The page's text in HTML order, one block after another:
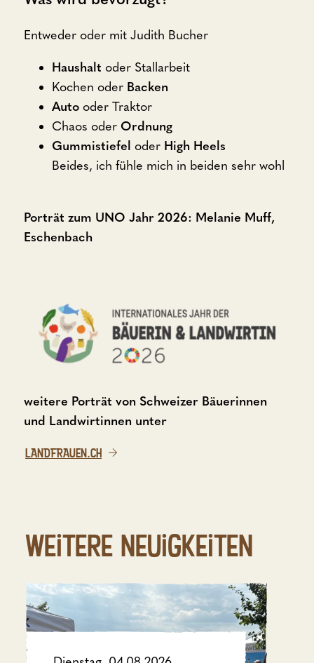
Entweder oder mit Judith Bucher
Haushalt oder Stallarbeit
Kochen oder Backen
Auto oder Traktor
Chaos oder Ordnung
Gummistiefel oder High Heels
Beides, ich fühle mich in beiden sehr wohl
Porträt zum UNO Jahr 2026: Melanie Muff,
Eschenbach
weitere Porträt von Schweizer Bäuerinnen
und Landwirtinnen unter
LANDFRAUEN.CH
Weitere Neuigkeiten